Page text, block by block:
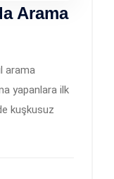
Arama
arama
yapanlara ilk
kuşkusuz